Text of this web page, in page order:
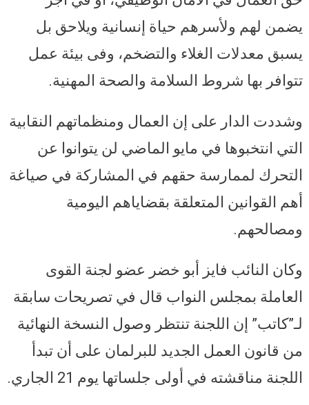
يضمن لهم ولأسرهم حياة إنسانية ويلاحق بل
يسبق معدلات الغلاء والتضخم، وفى بيئة عمل
تتوافر بها شروط السلامة والصحة المهنية.
وشددت الدار على إن العمال ومنظماتهم النقابية
التي انتخبوها في مايو الماضي لن يتوانوا عن
التحرك لممارسة حقهم في المشاركة في صياغة
أهم القوانين المتعلقة بقضاياهم اليومية
ومصالحهم.
وكان النائب فايز أبو خضر عضو لجنة القوى
العاملة بمجلس النواب قال في تصريحات سابقة
لـ”كاتب” إن اللجنة تنتظر وصول النسخة النهائية
من قانون العمل الجديد للبرلمان على أن تبدأ
اللجنة مناقشته في أولى جلساتها يوم 21 الجاري.